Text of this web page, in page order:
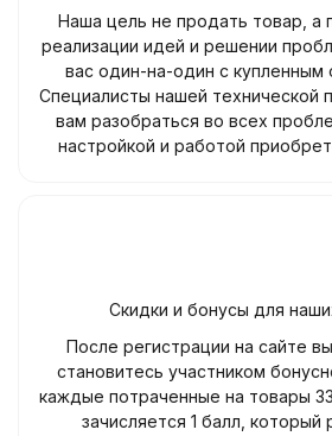
Наша цель не продать товар, а
реализации идей и решении
вас один-на-один с купленным
Специалисты нашей технической
вам разобраться во всех
настройкой и работой
Скидки и бонусы для
После регистрации на сайте
становитесь участником
каждые потраченные на товары
зачисляется 1 балл, который